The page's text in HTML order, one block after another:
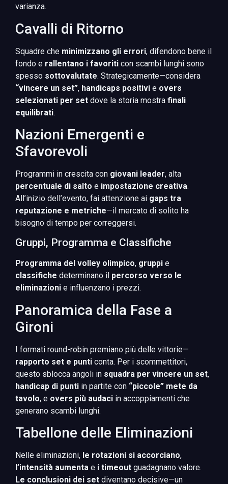
varianza.
Cavalli di Ritorno
Squadre che minimizzano gli errori, difendono bene il
fondo e rallentano i favoriti con scambi lunghi sono
spesso sottovalutate. Strategicamente—considera
“vincere un set”, handicaps positivi e overs
selezionati per set dove la storia mostra finali
equilibrati.
Nazioni Emergenti e
Sfavorevoli
Programmi in crescita con giovani leader, alta
percentuale di salto e impostazione creativa.
All’inizio dell’evento, fai attenzione ai gaps tra
reputazione e metriche—il mercato di solito ha
bisogno di tempo per correggersi.
Gruppi, Programma e Classifiche
Programma del volley olimpico, gruppi e
classifiche determinano il percorso verso le
eliminazioni e influenzano i prezzi.
Panoramica della Fase a
Gironi
I formati round-robin premiano più delle vittorie—
rapporto set e punti conta. Per i scommettitori,
questo sblocca angoli in squadra per vincere un set,
handicap di punti in partite con “piccole” mete da
tavolo, e overs più audaci in accoppiamenti che
generano scambi lunghi.
Tabellone delle Eliminazioni
Nelle eliminazioni, le rotazioni si accorciano,
l’intensità aumenta e i timeout guadagnano valore.
Le conclusioni dei set diventano decisive—un